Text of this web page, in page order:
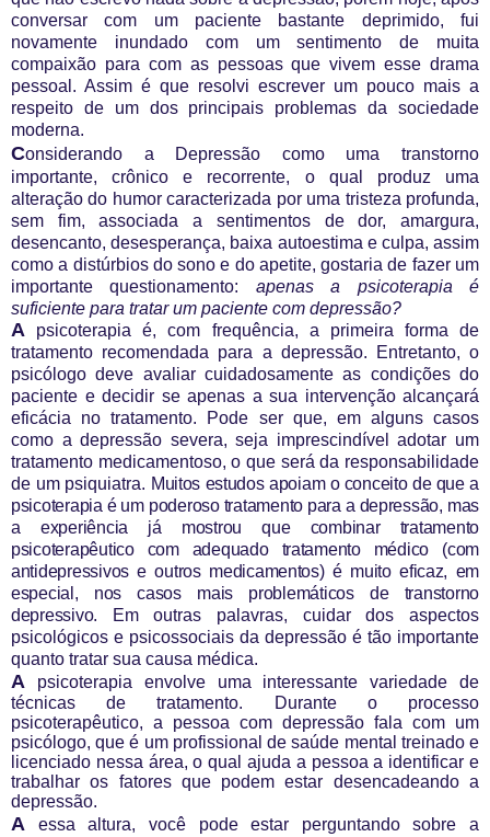
conversar com um paciente bastante deprimido, fui
novamente inundado com um sentimento de muita
compaixão para com as pessoas que vivem esse drama
pessoal. Assim é que resolvi escrever um pouco mais a
respeito de um dos principais problemas da sociedade
moderna.
Considerando a Depressão como uma transtorno
importante, crônico e recorrente, o qual produz uma
alteração do humor caracterizada por uma tristeza profunda,
sem fim, associada a sentimentos de dor, amargura,
desencanto, desesperança, baixa autoestima e culpa, assim
como a distúrbios do sono e do apetite, gostaria de fazer um
importante questionamento: apenas a psicoterapia é
suficiente para tratar um paciente com depressão?
A
psicoterapia é, com frequência, a primeira forma de
tratamento recomendada para a depressão. Entretanto, o
psicólogo deve avaliar cuidadosamente as condições do
paciente e decidir se apenas a sua intervenção alcançará
eficácia no tratamento. Pode ser que, em alguns casos
como a depressão severa, seja imprescindível adotar um
tratamento medicamentoso, o que será da responsabilidade
de um psiquiatra. Muitos estudos apoiam o conceito de que a
psicoterapia é um poderoso tratamento para a depressão, mas
a experiência já mostrou que combinar tratamento
psicoterapêutico com adequado tratamento médico (com
antidepressivos e outros medicamentos) é muito eficaz, em
especial, nos casos mais problemáticos de transtorno
depressivo.
Em outras palavras, cuidar dos aspectos
psicológicos e psicossociais da depressão é tão importante
quanto tratar sua causa médica.
A psicoterapia envolve uma interessante variedade de
técnicas de tratamento. Durante o processo
psicoterapêutico, a pessoa com depressão fala com um
psicólogo, que é um profissional de saúde mental treinado e
licenciado nessa área, o qual ajuda a pessoa a identificar e
trabalhar os fatores que podem estar desencadeando a
depressão.
A essa altura, você pode estar perguntando sobre a